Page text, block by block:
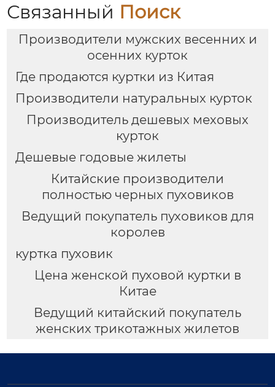
Связанный Поиск
Производители мужских весенних и
осенних курток
Где продаются куртки из Китая
Производители натуральных курток
Производитель дешевых меховых
курток
Дешевые годовые жилеты
Китайские производители
полностью черных пуховиков
Ведущий покупатель пуховиков для
королев
куртка пуховик
Цена женской пуховой куртки в
Китае
Ведущий китайский покупатель
женских трикотажных жилетов